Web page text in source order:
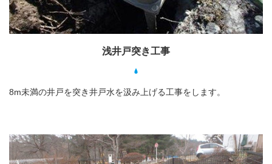
浅井戸突き工事
8m未満の井戸を突き井戸水を汲み上げる工事をします。